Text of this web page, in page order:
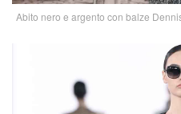
Abito nero e argento con balze